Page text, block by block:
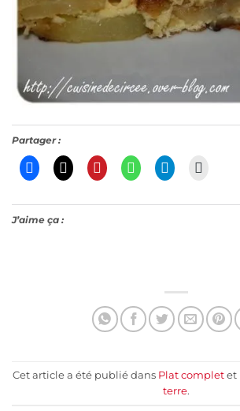
Partager :
J’aime ça :
Cet article a été publié dans Plat completet
terre.